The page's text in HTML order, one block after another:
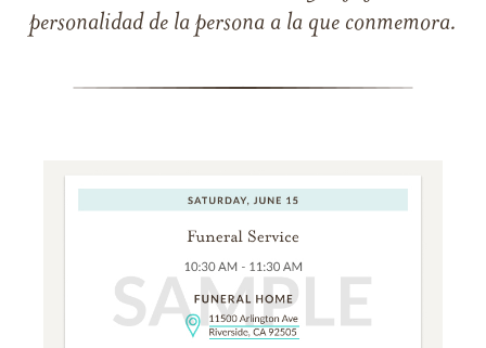
personalidad de la persona a la que conmemora.